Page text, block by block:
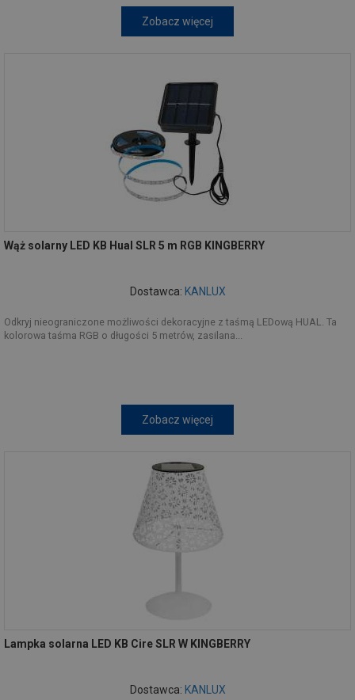
Zobacz więcej
Wąż solarny LED KB Hual SLR 5 m RGB KINGBERRY
Dostawca: KANLUX
Odkryj nieograniczone możliwości dekoracyjne z taśmą LEDową HUAL. Ta
kolorowa taśma RGB o długości 5 metrów, zasilana...
Zobacz więcej
Lampka solarna LED KB Cire SLR W KINGBERRY
Dostawca: KANLUX